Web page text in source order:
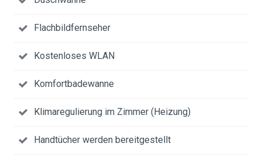
Flachbildfernseher
Kostenloses WLAN
Komfortbadewanne
Klimaregulierung im Zimmer (Heizung)
Handtücher werden bereitgestellt